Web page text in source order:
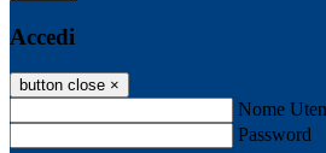
Accedi
button close ×
Nome
Password